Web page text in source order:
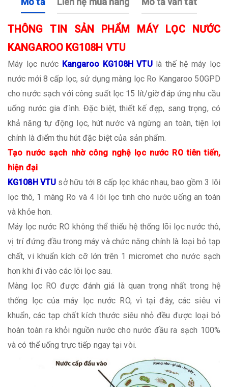
THÔNG TIN SẢN PHẨM MÁY LỌC NƯỚC
KANGAROO KG108H VTU
Máy lọc nước Kangaroo KG108H VTUlà thế hệ máy lọc
nước mới 8 cấp lọc, sử dụng màng lọc Ro Kangaroo 50GPD
cho nước sạch với công suất lọc 15 lít/giờ đáp ứng nhu cầu
uống nước gia đình. Đặc biệt, thiết kế đẹp, sang trọng, có
khả năng tự động lọc, hút nước và ngừng an toàn, tiện lợi
chính là điểm thu hút đặc biệt của sản phẩm.
Tạo nước sạch nhờ công nghệ lọc nước RO tiên tiến,
hiện đại
KG108H VTU sở hữu tới 8 cấp lọc khác nhau, bao gồm 3 lõi
lọc thô, 1 màng Ro và 4 lõi lọc tinh cho nước uống an toàn
và khỏe hơn.
Máy lọc nước RO không thể thiếu hệ thống lõi lọc nước thô,
vị trí đứng đầu trong máy và chức năng chính là loại bỏ tạp
chất, vi khuẩn kích cỡ lớn trên 1 micromet cho nước sạch
hơn khi đi vào các lõi lọc sau.
Màng lọc RO được đánh giá là quan trọng nhất trong hệ
thống lọc của máy lọc nước RO, vì tại đây, các siêu vi
khuẩn, các tạp chất kích thước siêu nhỏ đều được loại bỏ
hoàn toàn ra khỏi nguồn nước cho nước đầu ra sạch 100%
và có thể uống trực tiếp ngay tại vòi.